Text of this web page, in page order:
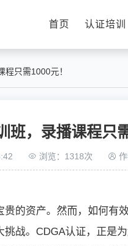
首页 认证培训
只需1000元！
班，录播课程只
浏览：1318次
的资产。然而，如何有
战。CDGA认证，正是